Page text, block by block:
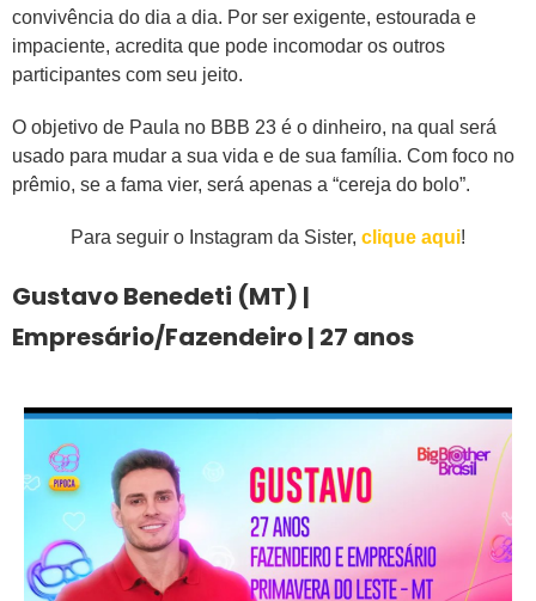
convivência do dia a dia. Por ser exigente, estourada e
impaciente, acredita que pode incomodar os outros
participantes com seu jeito.
O objetivo de Paula no BBB 23 é o dinheiro, na qual será
usado para mudar a sua vida e de sua família. Com foco no
prêmio, se a fama vier, será apenas a “cereja do bolo”.
Para seguir o Instagram da Sister, clique aqui!
Gustavo Benedeti (MT) |
Empresário/Fazendeiro | 27 anos